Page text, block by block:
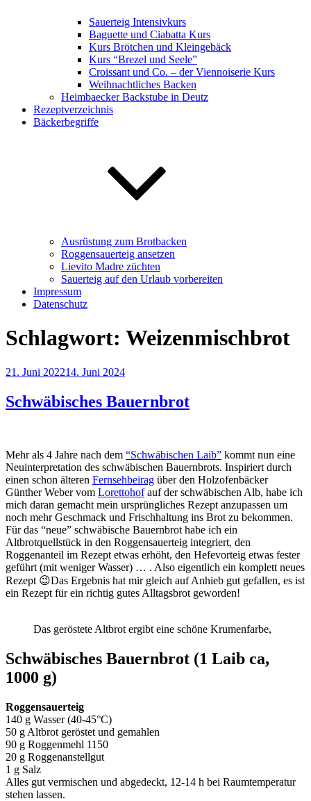
Sauerteig Intensivkurs
Baguette und Ciabatta Kurs
Kurs Brötchen und Kleingebäck
Kurs “Brezel und Seele”
Croissant und Co. – der Viennoiserie Kurs
Weihnachtliches Backen
Heimbaecker Backstube in Deutz
Rezeptverzeichnis
Bäckerbegriffe
Ausrüstung zum Brotbacken
Roggensauerteig ansetzen
Lievito Madre züchten
Sauerteig auf den Urlaub vorbereiten
Impressum
Datenschutz
Schlagwort: Weizenmischbrot
Veröffentlicht
21. Juni 202214. Juni 2024
Schwäbisches Bauernbrot
Mehr als 4 Jahre nach dem “Schwäbischen Laib” kommt nun eine
Neuinterpretation des schwäbischen Bauernbrots. Inspiriert durch
einen schon älteren Fernsehbeirag über den Holzofenbäcker
Günther Weber vom Lorettohofauf der schwäbischen Alb, habe ich
mich daran gemacht mein ursprüngliches Rezept anzupassen um
noch mehr Geschmack und Frischhaltung ins Brot zu bekommen.
Für das “neue” schwäbische Bauernbrot habe ich ein
Altbrotquellstück in den Roggensauerteig integriert, den
Roggenanteil im Rezept etwas erhöht, den Hefevorteig etwas fester
geführt (mit weniger Wasser) … . Also eigentlich ein komplett neues
Rezept 😉Das Ergebnis hat mir gleich auf Anhieb gut gefallen, es ist
ein Rezept für ein richtig gutes Alltagsbrot geworden!
Das geröstete Altbrot ergibt eine schöne Krumenfarbe,
Schwäbisches Bauernbrot (1 Laib ca,
1000 g)
Roggensauerteig
140 g Wasser (40-45°C)
50 g Altbrot geröstet und gemahlen
90 g Roggenmehl 1150
20 g Roggenanstellgut
1 g Salz
Alles gut vermischen und abgedeckt, 12-14 h bei Raumtemperatur
stehen lassen.